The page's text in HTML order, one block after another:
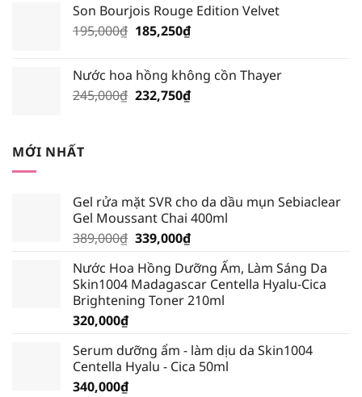
là:
210,000₫.
tại
là:
Son Bourjois Rouge Edition Velvet
195,000₫ Giá
195,000₫.
185,250₫Giá
là:
185,250₫.
Nước hoa hồng không cồn Thayer
245,000₫ Giá
232,750₫Giá
MỚI NHẤT
Gel rửa mặt SVR cho da dầu mụn Sebiaclear
Gel Moussant Chai 400ml
389,000₫ Giá
là:
389,000₫.
339,000₫Giá
tại
là:
339,000₫.
Nước Hoa Hồng Dưỡng Ẩm, Làm Sáng Da
Skin1004 Madagascar Centella Hyalu-Cica
Brightening Toner 210ml
320,000₫
Serum dưỡng ẩm - làm dịu da Skin1004
Centella Hyalu - Cica 50ml
340,000₫